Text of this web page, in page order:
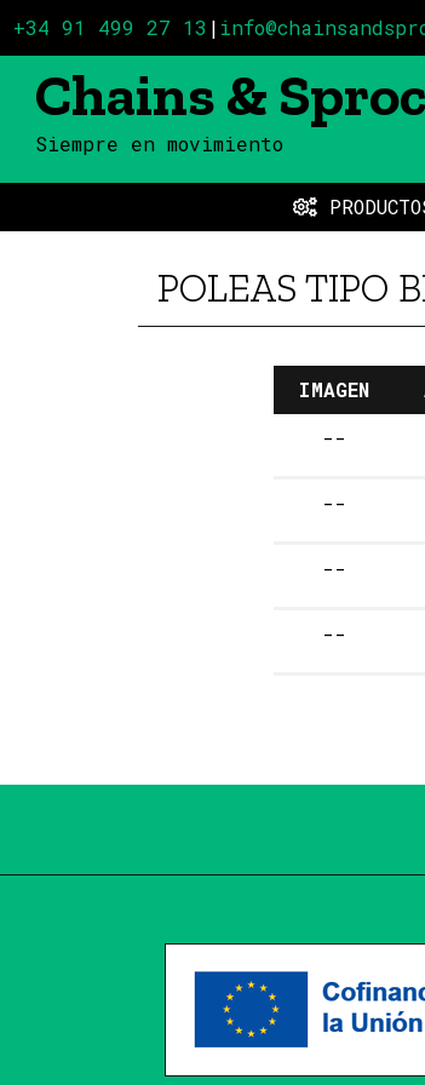
+34 91 499 27 13 |
Chains &
Siempre en movimiento
POLEAS TIPO
IMAGEN
--
--
--
--